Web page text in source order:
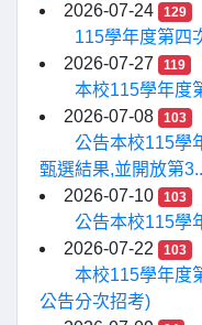
2026-07-24
129
115學年度第四
2026-07-27
119
本校115學年度
2026-07-08
103
公告本校115學
甄選結果,並開放第
2026-07-10
103
公告本校115學
2026-07-22
103
本校115學年度
公告分次招考)